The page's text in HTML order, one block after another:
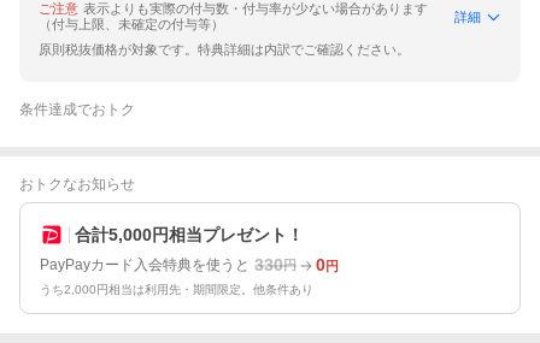
ご注意 表示よりも実際の付与数・付与率が少ない場合があります
（付与上限、未確定の付与等）
詳細
原則税抜価格が対象です。特典詳細は内訳でご確認ください。
条件達成でおトク
おトクなお知らせ
合計5,000円相当プレゼント！
PayPayカード入会特典を使うと 330円 0円
うち2,000円相当は利用先・期間限定。他条件あり